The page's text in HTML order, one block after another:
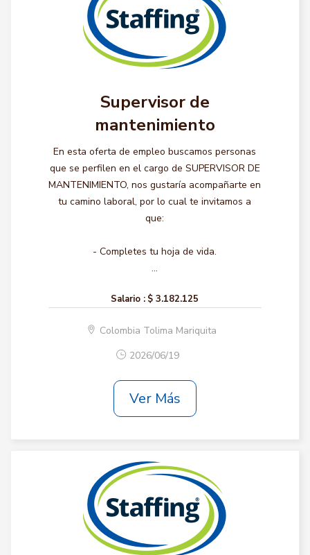
Supervisor de
mantenimiento
En esta oferta de empleo buscamos personas
que se perfilen en el cargo de SUPERVISOR DE
MANTENIMIENTO, nos gustaría acompañarte en
tu camino laboral, por lo cual te invitamos a
que:
- Completes tu hoja de vida.
...
Salario : $ 3.182.125
Colombia Tolima Mariquita
2026/06/19
Ver Más